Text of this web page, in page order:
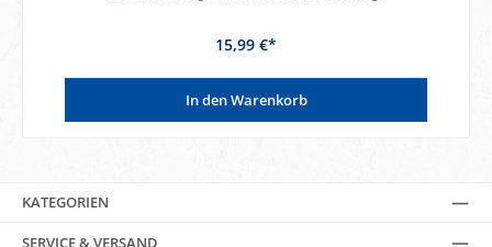
15,99 €*
In den Warenkorb
KATEGORIEN
SERVICE & VERSAND